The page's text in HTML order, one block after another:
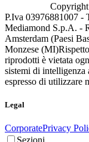
P.Iva 03976881007 -
Mediamond S.p.A. -
Amsterdam (Paesi
Monzese (MI)
riprodotti è vietata
sistemi di
espresso di utilizzare
Legal
CorporatePrivacy